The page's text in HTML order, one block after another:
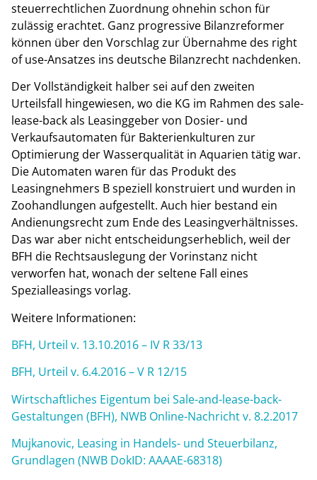
steuerrechtlichen Zuordnung ohnehin schon für
zulässig erachtet. Ganz progressive Bilanzreformer
können über den Vorschlag zur Übernahme des right
of use-Ansatzes ins deutsche Bilanzrecht nachdenken.
Der Vollständigkeit halber sei auf den zweiten
Urteilsfall hingewiesen, wo die KG im Rahmen des sale-
lease-back als Leasinggeber von Dosier- und
Verkaufsautomaten für Bakterienkulturen zur
Optimierung der Wasserqualität in Aquarien tätig war.
Die Automaten waren für das Produkt des
Leasingnehmers B speziell konstruiert und wurden in
Zoohandlungen aufgestellt. Auch hier bestand ein
Andienungsrecht zum Ende des Leasingverhältnisses.
Das war aber nicht entscheidungserheblich, weil der
BFH die Rechtsauslegung der Vorinstanz nicht
verworfen hat, wonach der seltene Fall eines
Spezialleasings vorlag.
Weitere Informationen:
BFH, Urteil v. 13.10.2016 – IV R 33/13
BFH, Urteil v. 6.4.2016 – V R 12/15
Wirtschaftliches Eigentum bei Sale-and-lease-back-
Gestaltungen (BFH), NWB Online-Nachricht v. 8.2.2017
Mujkanovic, Leasing in Handels- und Steuerbilanz,
Grundlagen (NWB DokID: AAAAE-68318)